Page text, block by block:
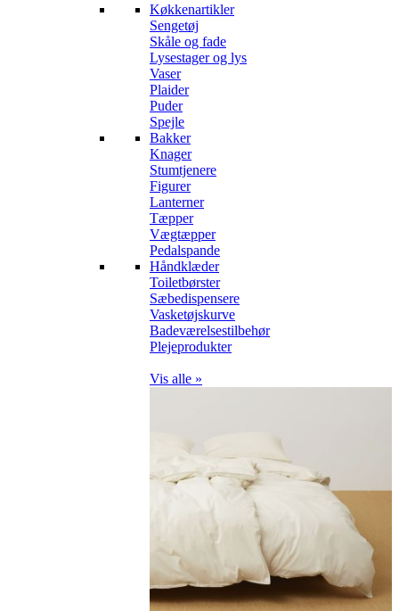
Køkkenartikler
Sengetøj
Skåle og fade
Lysestager og lys
Vaser
Plaider
Puder
Spejle
Bakker
Knager
Stumtjenere
Figurer
Lanterner
Tæpper
Vægtæpper
Pedalspande
Håndklæder
Toiletbørster
Sæbedispensere
Vasketøjskurve
Badeværelsestilbehør
Plejeprodukter
Vis alle »